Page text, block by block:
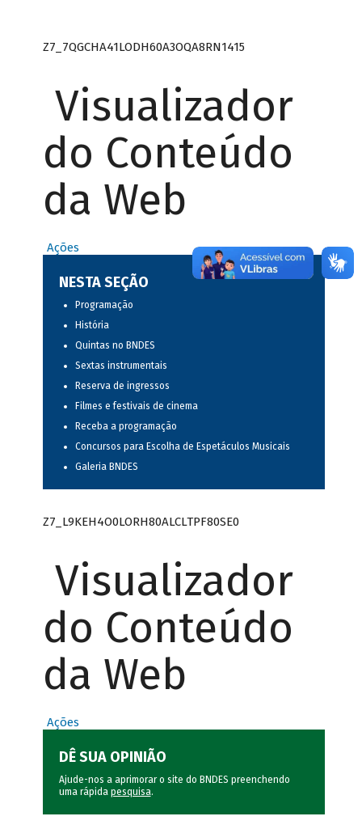
Z7_7QGCHA41LODH60A3OQA8RN1415
Visualizador
do Conteúdo
da Web
Ações
NESTA SEÇÃO
Programação
História
Quintas no BNDES
Sextas instrumentais
Reserva de ingressos
Filmes e festivais de cinema
Receba a programação
Concursos para Escolha de Espetáculos Musicais
Galeria BNDES
Z7_L9KEH4O0LORH80ALCLTPF80SE0
Visualizador
do Conteúdo
da Web
Ações
DÊ SUA OPINIÃO
Ajude-nos a aprimorar o site do BNDES preenchendo
uma rápida pesquisa.